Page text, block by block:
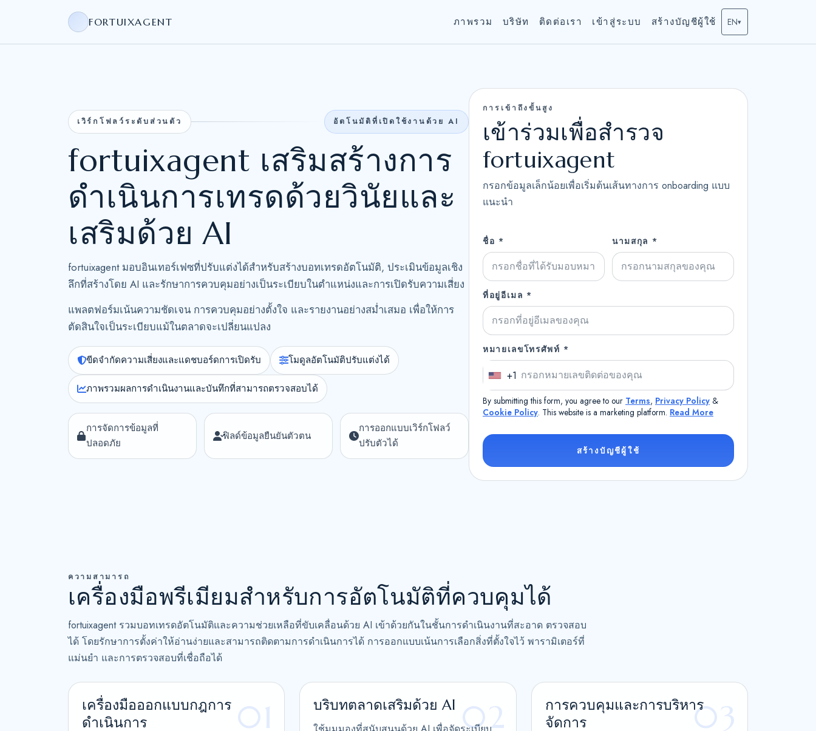
FORTUIXAGENT ภาพรวม บริษัท ติดต่อเรา เข้าสู่ระบบ สร้างบัญชีผู้ใช้ EN▾
เวิร์กโฟลว์ระดับส่วนตัว อัตโนมัติที่เปิดใช้งานด้วย AI
fortuixagent เสริมสร้างการ
ดำเนินการเทรดด้วยวินัยและ
เสริมด้วย AI
fortuixagent มอบอินเทอร์เฟซที่ปรับแต่งได้สำหรับสร้างบอทเทรดอัตโนมัติ, ประเมินข้อมูลเชิง
ลึกที่สร้างโดย AI และรักษาการควบคุมอย่างเป็นระเบียบในตำแหน่งและการเปิดรับความเสี่ยง
แพลตฟอร์มเน้นความชัดเจน การควบคุมอย่างตั้งใจ และรายงานอย่างสม่ำเสมอ เพื่อให้การ
ตัดสินใจเป็นระเบียบแม้ในตลาดจะเปลี่ยนแปลง
ขีดจำกัดความเสี่ยงและแดชบอร์ดการเปิดรับ โมดูลอัตโนมัติปรับแต่งได้
ภาพรวมผลการดำเนินงานและบันทึกที่สามารถตรวจสอบได้
การจัดการข้อมูลที่
ปลอดภัย
ฟิลด์ข้อมูลยืนยันตัวตน
การออกแบบเวิร์กโฟลว์
ปรับตัวได้
การเข้าถึงขั้นสูง
เข้าร่วมเพื่อสำรวจ
fortuixagent
กรอกข้อมูลเล็กน้อยเพื่อเริ่มต้นเส้นทางการ onboarding แบบ
แนะนำ
ชื่อ * นามสกุล *
ที่อยู่อีเมล *
หมายเลขโทรศัพท์ *
U
n
i
S
1
+1
By submitting this form, you agree to our Terms, Privacy Policy &
Cookie Policy. This website is a marketing platform. Read More
สร้างบัญชีผู้ใช้
ความสามารถ
เครื่องมือพรีเมียมสำหรับการอัตโนมัติที่ควบคุมได้
fortuixagent รวมบอทเทรดอัตโนมัติและความช่วยเหลือที่ขับเคลื่อนด้วย AI เข้าด้วยกันในชั้นการดำเนินงานที่สะอาด ตรวจสอบ
ได้ โดยรักษาการตั้งค่าให้อ่านง่ายและสามารถติดตามการดำเนินการได้ การออกแบบเน้นการเลือกสิ่งที่ตั้งใจไว้ พารามิเตอร์ที่
แม่นยำ และการตรวจสอบที่เชื่อถือได้
01
เครื่องมือออกแบบกฎการ
ดำเนินการ
02
บริบทตลาดเสริมด้วย AI 03
การควบคุมและการบริหาร
จัดการ